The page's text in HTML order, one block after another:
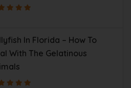
In Florida – How To
With The Gelatinous